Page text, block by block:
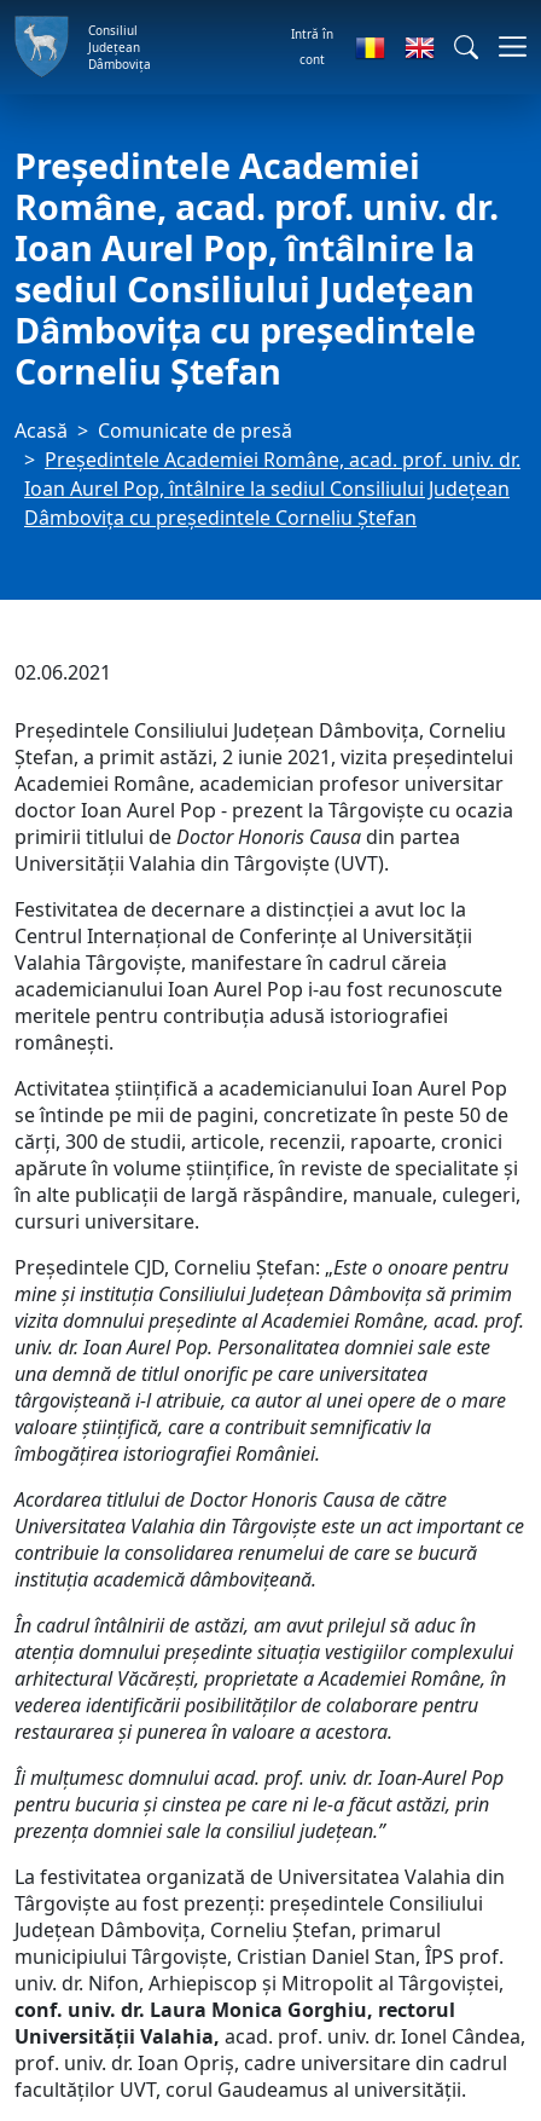
Consiliul
Județean
Dâmbovița
Intră în
cont
Președintele Academiei
Române, acad. prof. univ. dr.
Ioan Aurel Pop, întâlnire la
sediul Consiliului Județean
Dâmbovița cu președintele
Corneliu Ștefan
Acasă
Comunicate de presă
Președintele Academiei Române, acad. prof. univ. dr.
Ioan Aurel Pop, întâlnire la sediul Consiliului Județean
Dâmbovița cu președintele Corneliu Ștefan
02.06.2021
Președintele Consiliului Județean Dâmbovița, Corneliu
Ștefan, a primit astăzi, 2 iunie 2021, vizita președintelui
Academiei Române, academician profesor universitar
doctor Ioan Aurel Pop - prezent la Târgoviște cu ocazia
primirii titlului deDoctor Honoris Causadin partea
Universității Valahia din Târgoviște (UVT).
Festivitatea de decernare a distincției a avut loc la
Centrul Internațional de Conferințe al Universității
Valahia Târgoviște, manifestare în cadrul căreia
academicianului Ioan Aurel Pop i-au fost recunoscute
meritele pentru contribuția adusă istoriografiei
românești.
Activitatea științifică a academicianului Ioan Aurel Pop
se întinde pe mii de pagini, concretizate în peste 50 de
cărți, 300 de studii, articole, recenzii, rapoarte, cronici
apărute în volume științifice, în reviste de specialitate și
în alte publicații de largă răspândire, manuale, culegeri,
cursuri universitare.
Președintele CJD, Corneliu Ștefan: „Este o onoare pentru
mine și instituția Consiliului Județean Dâmbovița să primim
vizita domnului președinte al Academiei Române, acad. prof.
univ. dr. Ioan Aurel Pop. Personalitatea domniei sale este
una demnă de titlul onorific pe care universitatea
târgovișteană i-l atribuie, ca autor al unei opere de o mare
valoare științifică, care a contribuit semnificativ la
îmbogățirea istoriografiei României.
Acordarea titlului de Doctor Honoris Causa de către
Universitatea Valahia din Târgoviște este un act important ce
contribuie la consolidarea renumelui de care se bucură
instituția academică dâmbovițeană.
În cadrul întâlnirii de astăzi, am avut prilejul să aduc în
atenția domnului președinte situația vestigiilor complexului
arhitectural Văcărești, proprietate a Academiei Române, în
vederea identificării posibilităților de colaborare pentru
restaurarea și punerea în valoare a acestora.
Îi mulțumesc domnului acad. prof. univ. dr. Ioan-Aurel Pop
pentru bucuria și cinstea pe care ni le-a făcut astăzi, prin
prezența domniei sale la consiliul județean.”
La festivitatea organizată de Universitatea Valahia din
Târgoviște au fost prezenți: președintele Consiliului
Județean Dâmbovița, Corneliu Ștefan, primarul
municipiului Târgoviște, Cristian Daniel Stan, ÎPS prof.
univ. dr. Nifon, Arhiepiscop și Mitropolit al Târgoviștei,
conf. univ. dr. Laura Monica Gorghiu, rectorul
Universității Valahia, acad. prof. univ. dr. Ionel Cândea,
prof. univ. dr. Ioan Opriș, cadre universitare din cadrul
facultăților UVT, corul Gaudeamus al universității.